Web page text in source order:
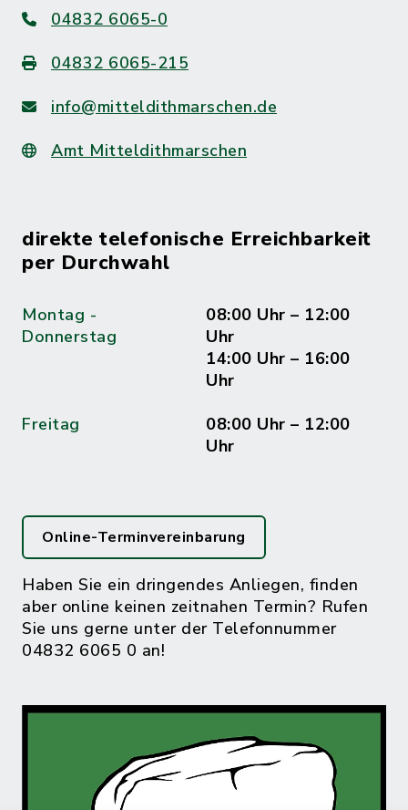
04832 6065-0
04832 6065-215
info@mitteldithmarschen.de
Amt Mitteldithmarschen
direkte telefonische Erreichbarkeit
per Durchwahl
Montag -
Donnerstag
08:00 Uhr – 12:00
Uhr
14:00 Uhr – 16:00
Uhr
Freitag
08:00 Uhr – 12:00
Uhr
Online-Terminvereinbarung
Haben Sie ein dringendes Anliegen, finden
aber online keinen zeitnahen Termin? Rufen
Sie uns gerne unter der Telefonnummer
04832 6065 0 an!